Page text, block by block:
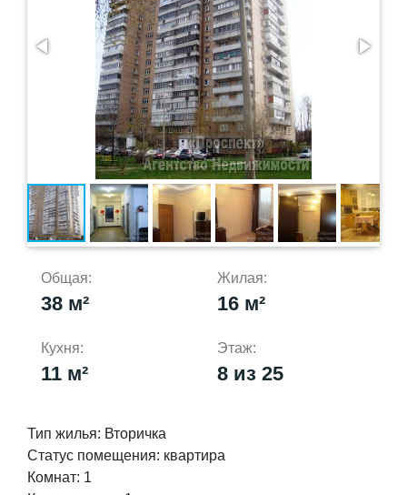
Общая:
38 м²
Жилая:
16 м²
Кухня:
11 м²
Этаж:
8 из 25
Тип жилья: Вторичка
Статус помещения: квартира
Комнат: 1